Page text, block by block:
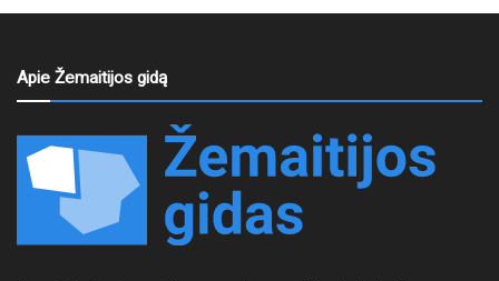
Apie Žemaitijos gidą